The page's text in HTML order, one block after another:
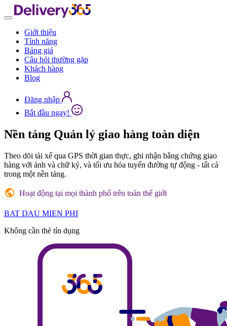
Giới thiệu
Tính năng
Bảng giá
Câu hỏi thường gặp
Khách hàng
Blog
Đăng nhập
Bắt đầu ngay!
Nền tảng Quản lý giao hàng toàn diện
Theo dõi tài xế qua GPS thời gian thực, ghi nhận bằng chứng giao
hàng với ảnh và chữ ký, và tối ưu hóa tuyến đường tự động - tất cả
trong một nền tảng.
Hoạt động tại mọi thành phố trên toàn thế giới
BAT DAU MIEN PHI
Không cần thẻ tín dụng